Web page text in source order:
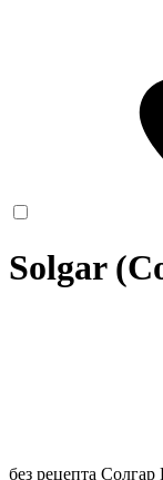
Solgar
без рецепта Солгар